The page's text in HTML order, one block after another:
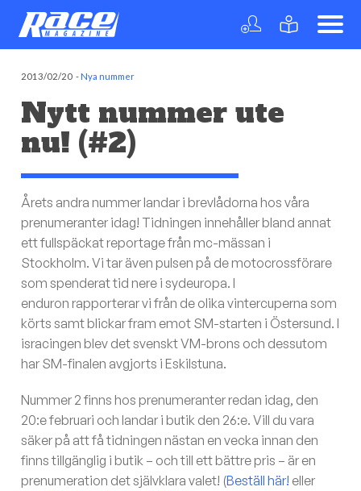
2013/02/20 -Nya nummer
Nytt nummer ute
nu! (#2)
Årets andra nummer landar i brevlådorna hos våra
prenumeranter idag! Tidningen innehåller bland annat
ett fullspäckat reportage från mc-mässan i
Stockholm. Vi tar även pulsen på de motocrossförare
som spenderat tid nere i sydeuropa. I
enduron rapporterar vi från de olika vintercuperna som
körts samt blickar fram emot SM-starten i Östersund. I
isracingen blev det svenskt VM-brons och dessutom
har SM-finalen avgjorts i Eskilstuna.
Nummer 2 finns hos prenumeranter redan idag, den
20:e februari och landar i butik den 26:e. Vill du vara
säker på att få tidningen nästan en vecka innan den
finns tillgänglig i butik – och till ett bättre pris – är en
prenumeration det självklara valet! (Beställ här! eller